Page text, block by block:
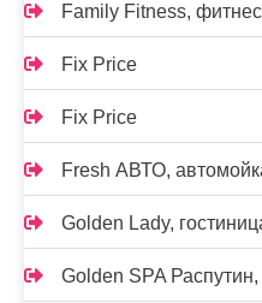
Family Fitness,
Fix Price
Fix Price
Fresh АВТО,
Golden Lady,
Golden SPA